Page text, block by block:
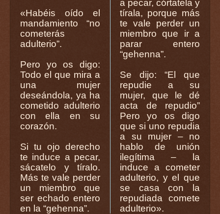
«Habéis oído el
mandamiento “no
cometerás
adulterio”.
Pero yo os digo:
Todo el que mira a
una mujer
deseándola, ya ha
cometido adulterio
con ella en su
corazón.
Si tu ojo derecho
te induce a pecar,
sácatelo y tíralo.
Más te vale perder
un miembro que
ser echado entero
en la “gehenna”.
a pecar, córtatela y
tírala, porque más
te vale perder un
miembro que ir a
parar entero
“gehenna”.
Se dijo: “El que
repudie a su
mujer, que le dé
acta de repudio”
Pero yo os digo
que si uno repudia
a su mujer – no
hablo de unión
ilegítima – la
induce a cometer
adulterio, y el que
se casa con la
repudiada comete
adulterio».